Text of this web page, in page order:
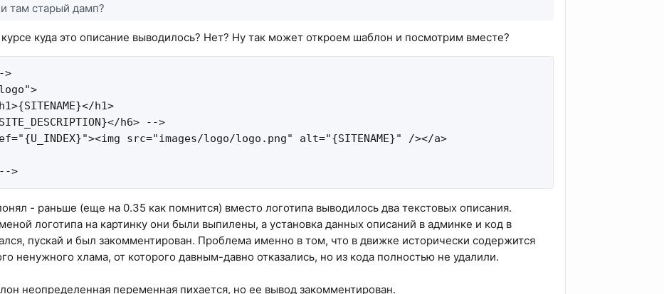
там старый дамп?
куда это описание выводилось? Нет? Ну так может откроем шаблон и посмотрим вместе?
>
h1>
h6> -->
src="images/logo/logo.png" alt="{SITENAME}" /></a>
>
- раньше (еще на 0.35 как помнится) вместо логотипа выводилось два текстовых описания.
логотипа на картинку они были выпилены, а установка данных описаний в админке и код в
пускай и был закомментирован. Проблема именно в том, что в движке исторически содержится
ненужного хлама, от которого давным-давно отказались, но из кода полностью не удалили.
неопределенная переменная пихается, но ее вывод закомментирован.